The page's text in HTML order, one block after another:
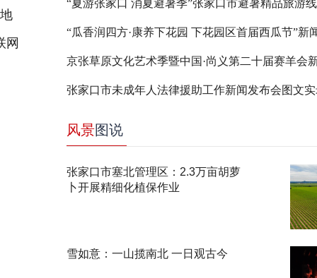
网
张家口市未成年人法律援助工作新闻发布会图文
风景图说
张家口市塞北管理区：2.3万亩胡萝
卜开展精细化植保作业
雪如意：一山揽南北 一日观古今